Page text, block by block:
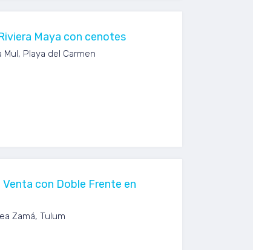
Maya con cenotes
Playa del Carmen
con Doble Frente en
Zamá, Tulum